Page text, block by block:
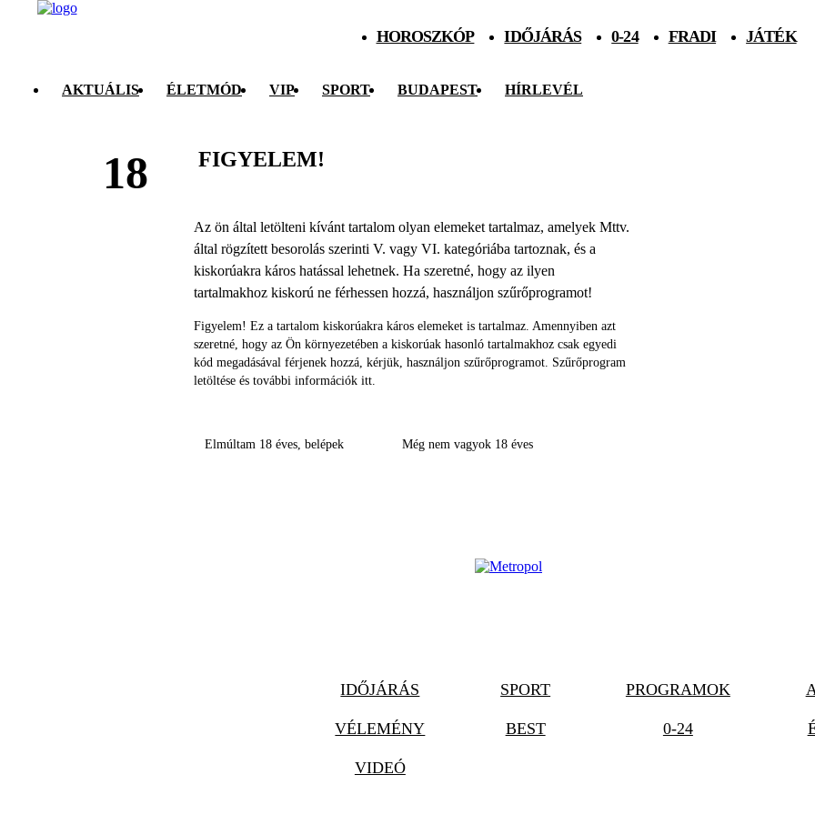
HOROSZKÓP IDŐJÁRÁS 0-24 FRADI JÁTÉK
AKTUÁLIS ÉLETMÓD VIP SPORT BUDAPEST HÍRLEVÉL
18 FIGYELEM!
Az ön által letölteni kívánt tartalom olyan elemeket tartalmaz, amelyek Mttv.
által rögzített besorolás szerinti V. vagy VI. kategóriába tartoznak, és a
kiskorúakra káros hatással lehetnek. Ha szeretné, hogy az ilyen
tartalmakhoz kiskorú ne férhessen hozzá, használjon szűrőprogramot!
Figyelem! Ez a tartalom kiskorúakra káros elemeket is tartalmaz. Amennyiben azt
szeretné, hogy az Ön környezetében a kiskorúak hasonló tartalmakhoz csak egyedi
kód megadásával férjenek hozzá, kérjük, használjon szűrőprogramot. Szűrőprogram
letöltése és további információk itt.
Elmúltam 18 éves, belépek Még nem vagyok 18 éves
IDŐJÁRÁS SPORT PROGRAMOK
VÉLEMÉNY BEST 0-24
VIDEÓ